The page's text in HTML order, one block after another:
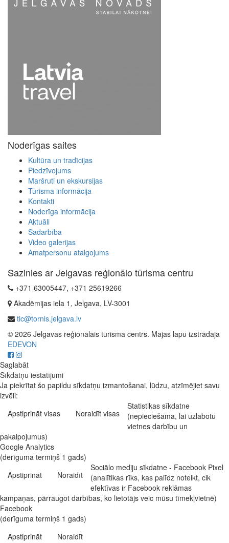
Noderīgas saites
Kultūra un tradīcijas
Piedzīvojums
Maršruti un ekskursijas
Tūrisma informācija
Kontakti
Noderīga informācija
Aktuāli
Sadarbība
Video galerijas
Amatpersonu atalgojums
Sazinies ar Jelgavas reģionālo tūrisma centru
+371 63005447, +371 25619266
Akadēmijas iela 1, Jelgava, LV-3001
tic@tornis.jelgava.lv
© 2026 Jelgavas reģionālais tūrisma centrs. Mājas lapu izstrādāja
EDEVON
Saglabāt
Sīkdatņu iestatījumi
Ja piekrītat šo papildu sīkdatņu izmantošanai, lūdzu, atzīmējiet savu
izvēli:
Apstiprināt visas
Noraidīt visas
Statistikas sīkdatne
(nepieciešama, lai uzlabotu
vietnes darbību un
pakalpojumus)
Google Analytics
(derīguma termiņš 1 gads)
Apstiprināt
Noraidīt
Sociālo mediju sīkdatne - Facebook Pixel
(analītikas rīks, kas palīdz noteikt, cik
efektīvas ir Facebook reklāmas
kampaņas, pārraugot darbības, ko lietotājs veic mūsu tīmekļvietnē)
Facebook
(derīguma termiņš 1 gads)
Apstiprināt
Noraidīt